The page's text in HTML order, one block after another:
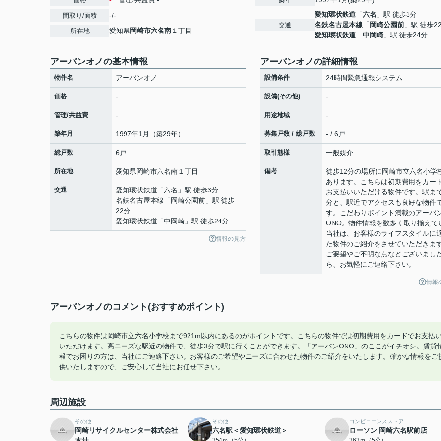
間取り/面積 -/-
所在地 愛知県岡崎市六名南 １丁目
交通
愛知環状鉄道 「六名 」駅 徒歩3分
名鉄名古屋本線 「 岡崎公園前 」駅 徒歩
愛知環状鉄道 「中岡崎 」駅 徒歩24分
アーバンオノの基本情報
物件名 アーバンオノ
価格 -
管理/共益費 -
築年月 1997年1月（築29年）
総戸数 6戸
所在地 愛知県岡崎市六名南 １丁目
交通 愛知環状鉄道 「六名 」駅 徒歩3分
名鉄名古屋本線 「 岡崎公園前 」駅 徒歩
22分
愛知環状鉄道 「中岡崎 」駅 徒歩24分
情報の見方
アーバンオノの詳細情報
設備条件 24時間緊急通報システム
設備(その他) -
用途地域 -
募集戸数 / 総戸数 - / 6戸
取引態様 一般媒介
備考
徒歩12分の場所に岡崎市立六名小学
あります。こちらは初期費用をカー
お支払いいただける物件です。駅ま
分と、駅近でアクセスも良好な物件
す。こだわりポイント満載のアーバ
ONO。物件情報を数多く取り揃えて
当社は、お客様のライフスタイルに
た物件のご紹介をさせていただきます
ご要望やご不明な点などございまし
ら、お気軽にご連絡下さい。
情報
アーバンオノのコメント(おすすめポイント)
こちらの物件は岡崎市立六名小学校まで921m以内にあるのがポイントです。こちらの物件では初期費用をカードでお支払
いただけます。高ニーズな駅近の物件で、徒歩3分で駅に行くことができます。「アーバンONO」のここがイチオシ。賃貸
報でお困りの方は、当社にご連絡下さい。お客様のご希望やニーズに合わせた物件のご紹介をいたします。確かな情報をご
供いたしますので、ご安心して当社にお任せ下さい。
周辺施設
その他
岡崎リサイクルセンター株式会社
その他
六名駅＜愛知環状鉄道＞
コンビニエンスストア
ローソン 岡崎六名駅前店